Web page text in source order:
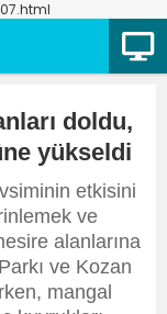
doldu,
yükseldi
etkisini
ve
alanlarına
ve Kozan
mangal